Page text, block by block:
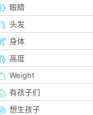
眼睛
头发
身体
高度
Weight
有孩子们
想生孩子